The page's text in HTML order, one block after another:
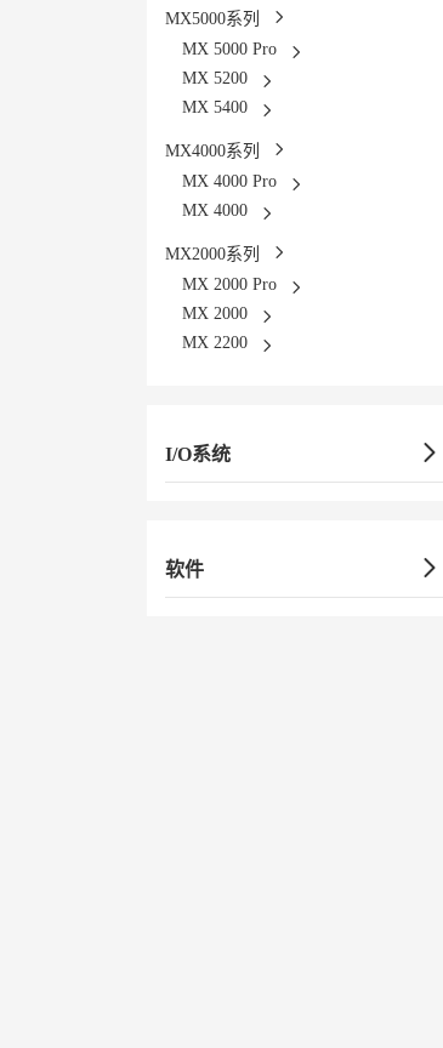
MX5000系列
MX 5000 Pro
MX 5200
MX 5400
MX4000系列
MX 4000 Pro
MX 4000
MX2000系列
MX 2000 Pro
MX 2000
MX 2200
I/O系统
软件